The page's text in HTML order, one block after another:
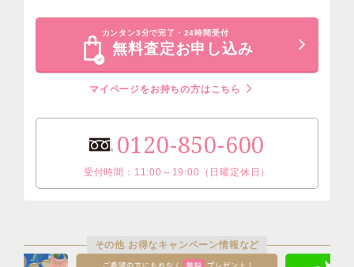
カンタン3分で完了・24時間受付
無料査定お申し込み
マイページをお持ちの方はこちら
0120-850-600
受付時間：11:00～19:00（日曜定休日）
その他 お得なキャンペーン情報など